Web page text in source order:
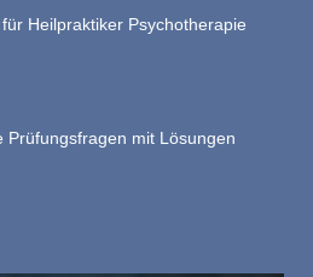
Heilpraktiker Psychotherapie
Prüfungsfragen mit Lösungen